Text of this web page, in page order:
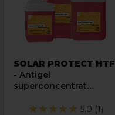
SOLAR PROTECT HTF
- Antigel
superconcentrat
5.0 (1)